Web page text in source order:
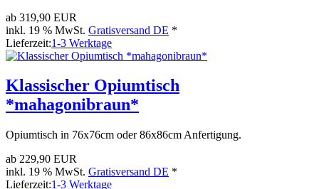
ab 319,90 EUR
inkl. 19 % MwSt. Gratisversand DE *
Lieferzeit:1-3 Werktage
Klassischer Opiumtisch
*mahagonibraun*
Opiumtisch in 76x76cm oder 86x86cm Anfertigung.
ab 229,90 EUR
inkl. 19 % MwSt. Gratisversand DE *
Lieferzeit:1-3 Werktage